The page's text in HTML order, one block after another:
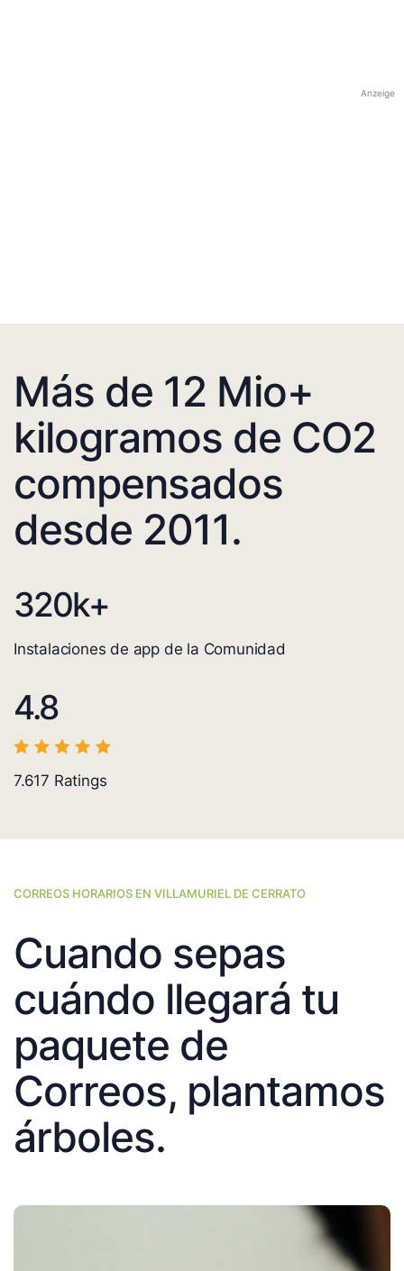
Anzeige
Más de 12 Mio+
kilogramos de CO2
compensados
desde 2011.
320k+
Instalaciones de app de la Comunidad
4.8
7.617 Ratings
CORREOS HORARIOS EN VILLAMURIEL DE CERRATO
Cuando sepas
cuándo llegará tu
paquete de
Correos, plantamos
árboles.